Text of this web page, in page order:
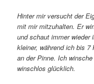
Hinter mir versucht der
mit mir mitzuhalten. Er
und schaut immer wieder
kleiner, während ich bis
an der Pinne. Ich
winschlos glücklich.